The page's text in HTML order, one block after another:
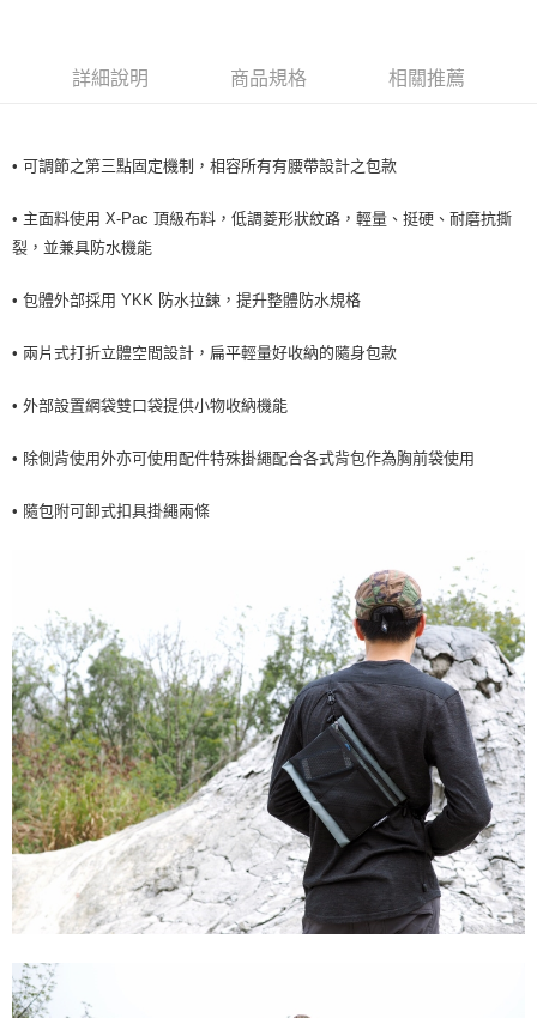
每筆NT$80，滿NT$490(含以上)免運費
離島宅配
每筆NT$80，滿NT$490(含以上)免運費
付款後門市自取
詳細說明 商品規格 相關推薦
• 可調節之第三點固定機制，相容所有有腰帶設計之包款
• 主面料使用 X-Pac 頂級布料，低調菱形狀紋路，輕量、挺硬、耐磨抗撕
裂，並兼具防水機能
• 包體外部採用 YKK 防水拉鍊，提升整體防水規格
• 兩片式打折立體空間設計，扁平輕量好收納的隨身包款
• 外部設置網袋雙口袋提供小物收納機能
• 除側背使用外亦可使用配件特殊掛繩配合各式背包作為胸前袋使用
• 隨包附可卸式扣具掛繩兩條